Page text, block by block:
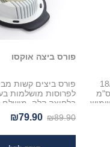
18/10
מבית Tescoma. הכף ברוחב 7 ס"מ
לשימוש.
פורס ביצה אוקסו
בלחיצה קלה. מושלם
סלטים וסנדוויצ'ים
₪89.90
₪79.90